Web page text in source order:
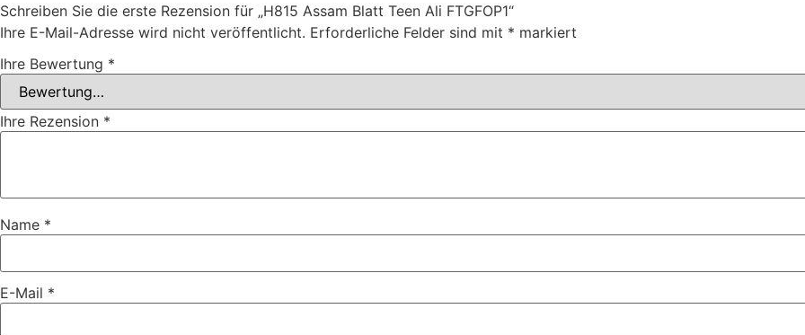
Schreiben Sie die erste Rezension für „H815 Assam Blatt Teen Ali FTGFOP1“
Ihre E-Mail-Adresse wird nicht veröffentlicht. Erforderliche Felder sind mit * markiert
Ihre Bewertung *
Ihre Rezension *
Name *
E-Mail *